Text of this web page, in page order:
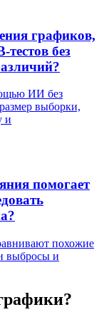
графиков,
без
ИИ без
выборки,
и
помогает
похожие
выбросы и